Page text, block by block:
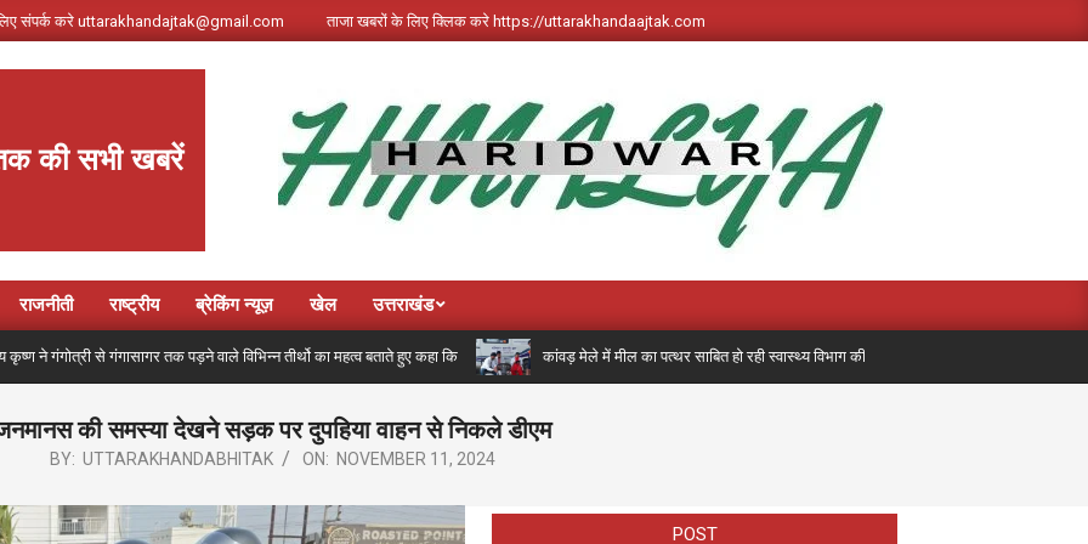
संपर्क करे uttarakhandajtak@gmail.com ताजा खबरों के लिए क्लिक करे https://uttarakhandaajtak.com
की सभी खबरें
राजनीती राष्ट्रीय ब्रेकिंग न्यूज़ खेल उत्तराखंड
से गंगासागर तक पड़ने वाले विभिन्न तीर्थो का महत्व बताते हुए कहा कि कांवड़ मेले में मील का पत्थर साबित हो रही स्वास्थ्य विभाग की पहली बार लगी मेडिकल मोबाइल यूनिट, अब तक 7
की समस्या देखने सड़क पर दुपहिया वाहन से निकले डीएम
BY: UTTARAKHANDABHITAK ON: NOVEMBER 11, 2024
POST